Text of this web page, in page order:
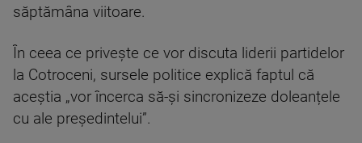
săptămâna viitoare.
În ceea ce privește ce vor discuta liderii partidelor
la Cotroceni, sursele politice explică faptul că
aceștia „vor încerca să-și sincronizeze doleanțele
cu ale președintelui”.